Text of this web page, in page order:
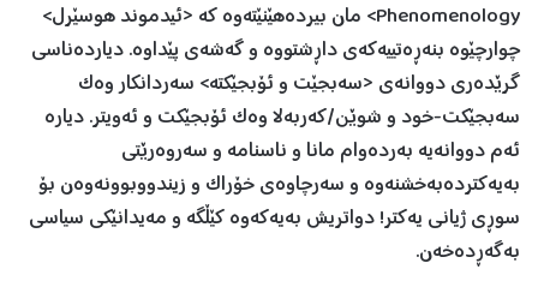
Phenomenology> مان بیردەهێنێتەوە کە <ئیدموند هوسێرل>
چوارچێوە بنەڕەتییەکەی داڕشتووە و گەشەی پێداوە. دیاردەناسی
گرێدەری دووانەی <سەبجێت و ئۆبجێکتە> سەردانکار وەک
سەبجێکت-خود و شوێن/کەربەلا وەک ئۆبجێکت و ئەویتر. دیارە
ئەم دووانەیە بەردەوام مانا و ناسنامە و سەروەرێتی
بەیەکتردەبەخشنەوە و سەرچاوەی خۆراک و زیندووبوونەوەن بۆ
سوڕی ژیانی یەکتر! دواتریش بەیەکەوە کێڵگە و مەیدانێکی سیاسی
بەگەڕدەخەن.